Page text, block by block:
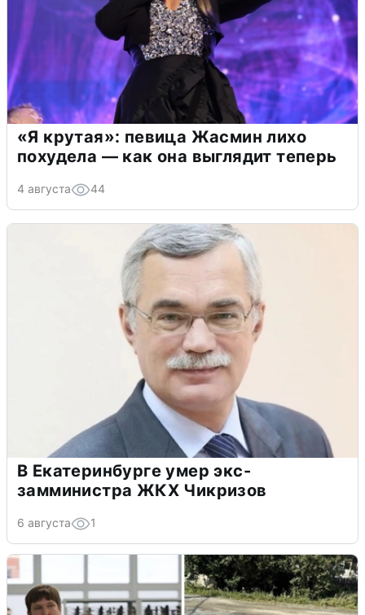
«Я крутая»: певица Жасмин лихо
похудела — как она выглядит теперь
4 августа 44
В Екатеринбурге умер экс-
замминистра ЖКХ Чикризов
6 августа 1